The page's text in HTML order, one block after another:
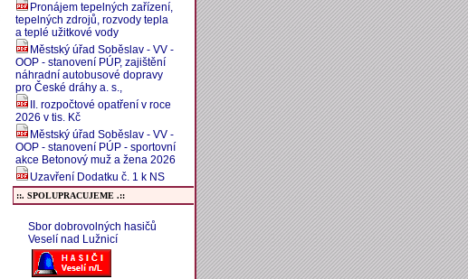
Pronájem tepelných zařízení,
tepelných zdrojů, rozvody tepla
a teplé užitkové vody
Městský úřad Soběslav - VV -
OOP - stanovení PÚP, zajištění
náhradní autobusové dopravy
pro České dráhy a. s.,
II. rozpočtové opatření v roce
2026 v tis. Kč
Městský úřad Soběslav - VV -
OOP - stanovení PÚP - sportovní
akce Betonový muž a žena 2026
Uzavření Dodatku č. 1 k NS
::. SPOLUPRACUJEME .::
Sbor dobrovolných hasičů
Veselí nad Lužnicí